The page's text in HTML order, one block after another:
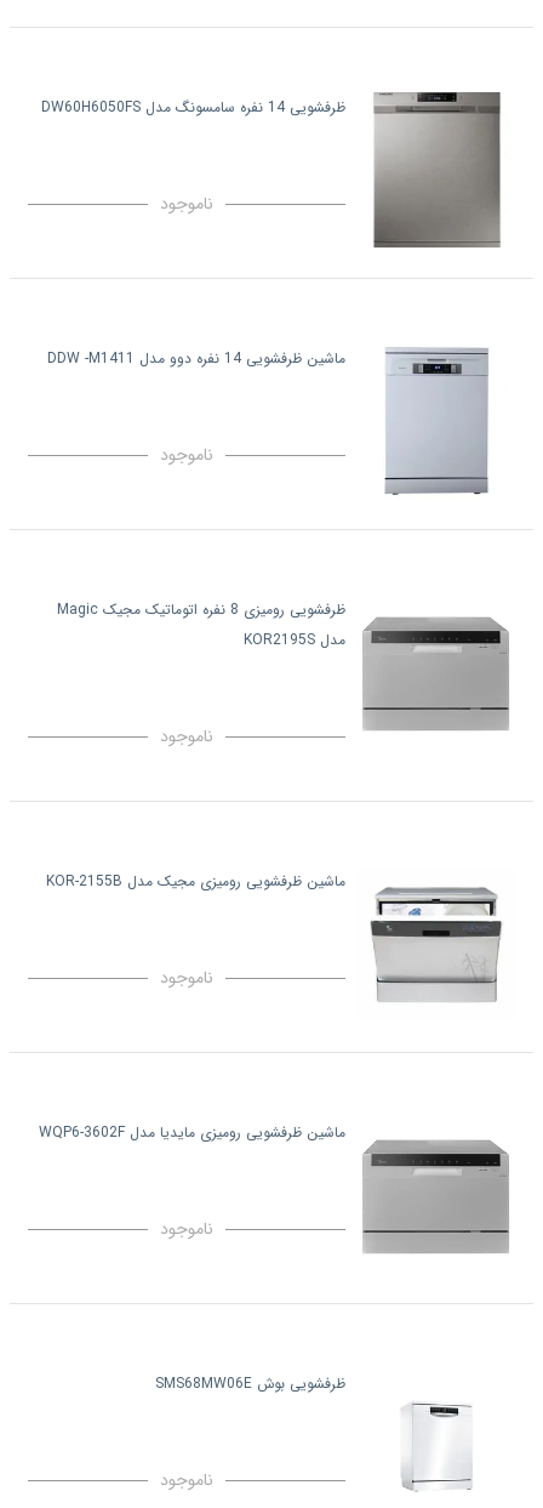
ظرفشویی 14 نفره سامسونگ مدل DW60H6050FS
ناموجود
ماشین ظرفشویی 14 نفره دوو مدل DDW -M1411
ناموجود
ظرفشویی رومیزی 8 نفره اتوماتیک مجیک Magic
مدل KOR2195S
ناموجود
ماشین ظرفشویی رومیزی مجیک مدل KOR-2155B
ناموجود
ماشین ظرفشویی رومیزی مایدیا مدل WQP6-3602F
ناموجود
ظرفشویی بوش SMS68MW06E
ناموجود